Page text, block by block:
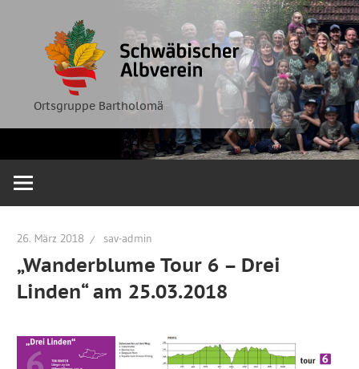
springen
Ortsgruppe Bartholomä
Albverein
Ortsgruppe
Bartholomä
26. März 2018 sav-admin
„Wanderblume Tour 6 – Drei
Linden“ am 25.03.2018